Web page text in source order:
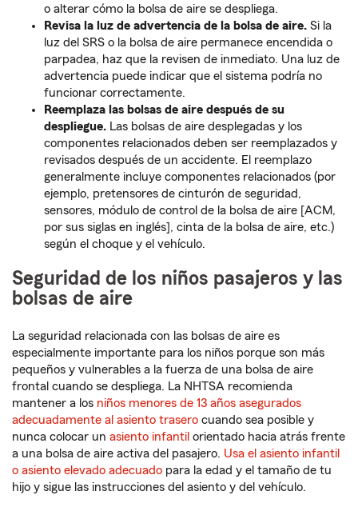
o alterar cómo la bolsa de aire se despliega.
Revisa la luz de advertencia de la bolsa de aire. Si la
luz del SRS o la bolsa de aire permanece encendida o
parpadea, haz que la revisen de inmediato. Una luz de
advertencia puede indicar que el sistema podría no
funcionar correctamente.
Reemplaza las bolsas de aire después de su
despliegue. Las bolsas de aire desplegadas y los
componentes relacionados deben ser reemplazados y
revisados después de un accidente. El reemplazo
generalmente incluye componentes relacionados (por
ejemplo, pretensores de cinturón de seguridad,
sensores, módulo de control de la bolsa de aire [ACM,
por sus siglas en inglés], cinta de la bolsa de aire, etc.)
según el choque y el vehículo.
Seguridad de los niños pasajeros y las
bolsas de aire
La seguridad relacionada con las bolsas de aire es
especialmente importante para los niños porque son más
pequeños y vulnerables a la fuerza de una bolsa de aire
frontal cuando se despliega. La NHTSA recomienda
mantener a los niños menores de 13 años asegurados
adecuadamente al asiento trasero cuando sea posible y
nunca colocar un asiento infantil orientado hacia atrás frente
a una bolsa de aire activa del pasajero. Usa el asiento infantil
o asiento elevado adecuado para la edad y el tamaño de tu
hijo y sigue las instrucciones del asiento y del vehículo.